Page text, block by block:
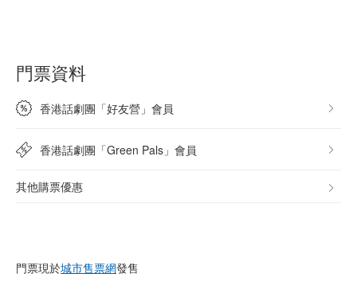
門票資料
香港話劇團「好友營」會員
香港話劇團「Green Pals」會員
其他購票優惠
門票現於城市售票網發售